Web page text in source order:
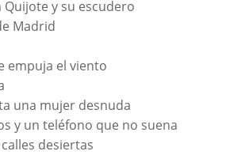
y su escudero
Madrid
empuja el viento
una mujer desnuda
y un teléfono que no suena
desiertas